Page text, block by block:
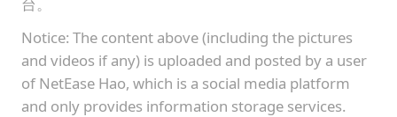
Notice: The content above (including the pictures
and videos if any) is uploaded and posted by a user
of NetEase Hao, which is a social media platform
and only provides information storage services.